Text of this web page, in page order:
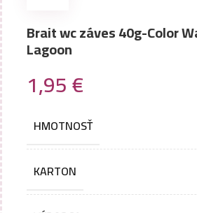
Brait wc záves 40g-Color
Lagoon
1,95€
HMOTNOSŤ
KARTON